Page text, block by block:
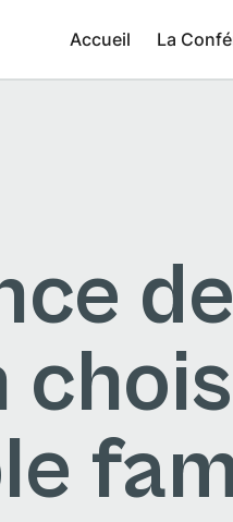
Accueil La